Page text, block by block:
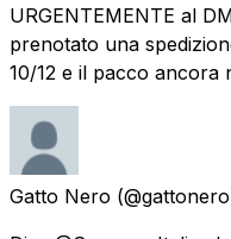
URGENTEMENTE al
prenotato una
10/12 e il pacco ancora
Gatto Nero